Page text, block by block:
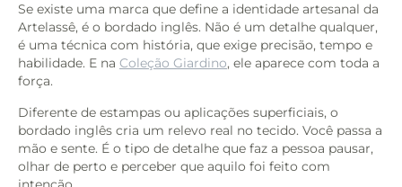
Se existe uma marca que define a identidade artesanal da
Artelassê, é o bordado inglês. Não é um detalhe qualquer,
é uma técnica com história, que exige precisão, tempo e
habilidade. E na Coleção Giardino, ele aparece com toda a
força.
Diferente de estampas ou aplicações superficiais, o
bordado inglês cria um relevo real no tecido. Você passa a
mão e sente. É o tipo de detalhe que faz a pessoa pausar,
olhar de perto e perceber que aquilo foi feito com